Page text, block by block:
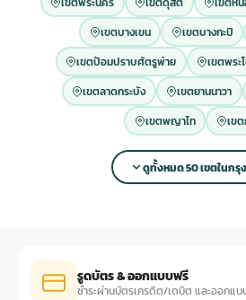
เขตบางเขน
เขตบางกะปิ
เขตป้อมปราบศัตรูพ่าย
เขตพระ
เขตลาดกระบัง
เขตยานนาวา
เขตพญาไท
เข
ดูทั้งหมด 50 เขตในกรุ
รูดบัตร & ออกแบบฟรี
ชำระผ่านบัตรเครดิต/เดบิต และออกแ